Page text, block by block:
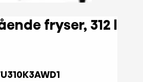
Hi3 Fritstående fryser, 312 l